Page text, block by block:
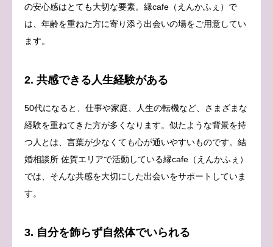
の安心感はとても大切な要素。縁cafe（えんかふぇ）で
は、年齢を重ねた方に寄り添う出会いの場をご用意してい
ます。
2. 共感できる人生経験がある
50代になると、仕事や家庭、人生の転機など、さまざまな
経験を重ねてきた方が多くなります。似たような背景を持
つ人とは、言葉が少なくても心が通いやすいものです。結
婚相談所 佐賀エリアで活動している縁cafe（えんかふぇ）
では、そんな共感を大切にした出会いをサポートしていま
す。
3. 自分を飾らず自然体でいられる